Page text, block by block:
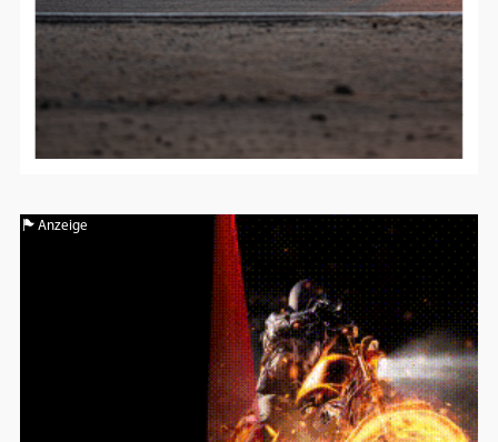
Anzeige